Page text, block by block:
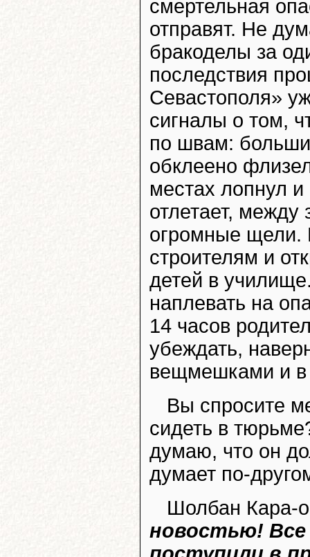
смертельная
отправят. Не
бракоделы за
последствия
Севастополя»
сигналы о том,
по швам:
обклеено
местах лопнул
отлетает,
огромные щели.
строителям и
детей в
наплевать на
14 часов
убеждать,
вещмешками и в
Вы спросите
сидеть в
думаю, что он
думает по-
Шолбан Кара-
новостью!